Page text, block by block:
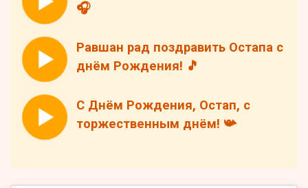
🎧
Равшан рад поздравить Остапа с
днём Рождения! 🎵
С Днём Рождения, Остап, с
торжественным днём! 📯